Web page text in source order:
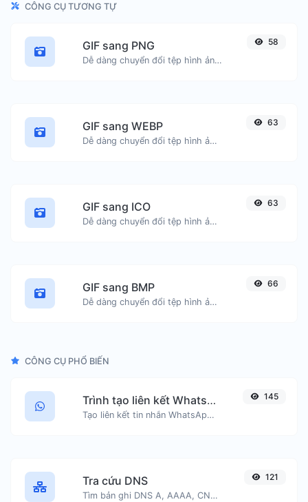
CÔNG CỤ TƯƠNG TỰ
GIF sang PNG
Dễ dàng chuyển đổi tệp hình ảnh GIF sang PNG.
58
GIF sang WEBP
Dễ dàng chuyển đổi tệp hình ảnh GIF sang WEBP.
63
GIF sang ICO
Dễ dàng chuyển đổi tệp hình ảnh GIF sang ICO.
63
GIF sang BMP
Dễ dàng chuyển đổi tệp hình ảnh GIF sang BMP.
66
CÔNG CỤ PHỔ BIẾN
Trình tạo liên kết WhatsApp
Tạo liên kết tin nhắn WhatsApp một cách dễ dàng.
145
Tra cứu DNS
Tìm bản ghi DNS A, AAAA, CNAME, MX, NS, TXT, SOA của một máy chủ.
121